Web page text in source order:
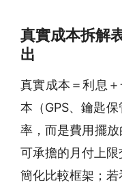
真實成本拆解
出
真實成本＝利息
本（GPS、鑰匙
率，而是費用擺
可承擔的月付上
簡化比較框架；